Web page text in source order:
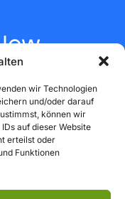
wir Technologien
und/oder darauf
können wir
auf dieser Website
erteilst oder
Funktionen